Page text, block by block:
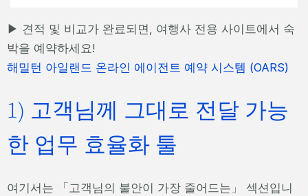
▶ 견적 및 비교가 완료되면, 여행사 전용 사이트에서 숙
박을 예약하세요!
해밀턴 아일랜드 온라인 에이전트 예약 시스템 (OARS)
1) 고객님께 그대로 전달 가능
한 업무 효율화 툴
여기서는 「고객님의 불안이 가장 줄어드는」 섹션입니